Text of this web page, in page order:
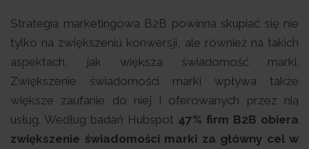
Strategia marketingowa B2B powinna skupiać się nie
tylko na zwiększeniu konwersji, ale również na takich
aspektach, jak większa świadomość marki.
Zwiększenie świadomości marki wpływa także
większe zaufanie do niej i oferowanych przez nią
usług. Według badań Hubspot 47% firm B2B obiera
zwiększenie świadomości marki za główny cel w